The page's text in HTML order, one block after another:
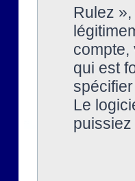
Rulez
compte,
qui est
Le